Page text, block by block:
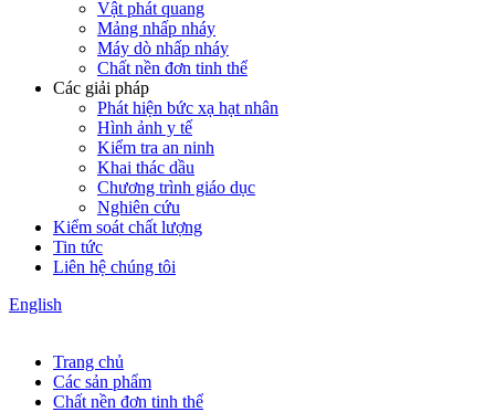
Vật phát quang
Mảng nhấp nháy
Máy dò nhấp nháy
Chất nền đơn tinh thể
Các giải pháp
Phát hiện bức xạ hạt nhân
Hình ảnh y tế
Kiểm tra an ninh
Khai thác dầu
Chương trình giáo dục
Nghiên cứu
Kiểm soát chất lượng
Tin tức
Liên hệ chúng tôi
English
Trang chủ
Các sản phẩm
Chất nền đơn tinh thể